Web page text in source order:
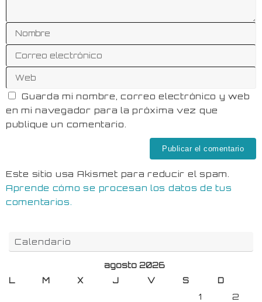
Guarda mi nombre, correo electrónico y web
en mi navegador para la próxima vez que
publique un comentario.
Este sitio usa Akismet para reducir el spam.
Aprende cómo se procesan los datos de tus
comentarios.
Calendario
agosto 2026
L
M X J V S D
1
2